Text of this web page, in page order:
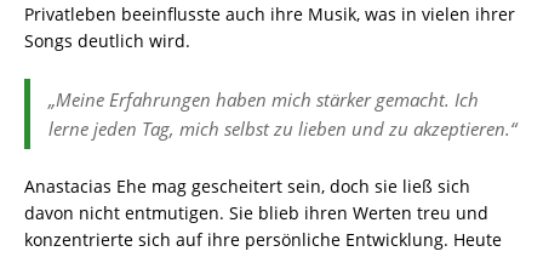
Privatleben beeinflusste auch ihre Musik, was in vielen ihrer
Songs deutlich wird.
„Meine Erfahrungen haben mich stärker gemacht. Ich
lerne jeden Tag, mich selbst zu lieben und zu akzeptieren.“
Anastacias Ehe mag gescheitert sein, doch sie ließ sich
davon nicht entmutigen. Sie blieb ihren Werten treu und
konzentrierte sich auf ihre persönliche Entwicklung. Heute